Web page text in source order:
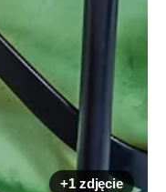
+1 zdjęcie